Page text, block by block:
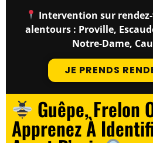
Intervention sur
alentours : Proville,
Notre-Dame,
JE PRENDS
Guêpe, Frelon
Apprenez À